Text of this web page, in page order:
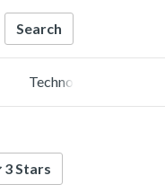
Technology
3 Stars